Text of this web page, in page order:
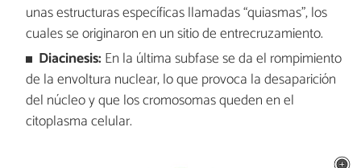
unas estructuras específicas llamadas “quiasmas”, los
cuales se originaron en un sitio de entrecruzamiento.
Diacinesis: En la última subfase se da el rompimiento
de la envoltura nuclear, lo que provoca la desaparición
del núcleo y que los cromosomas queden en el
citoplasma celular.